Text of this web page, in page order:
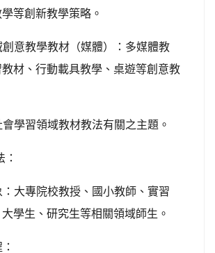
等創新教學策略。
意教學教材（媒體）：多媒體教
材、行動載具教學、桌遊等創意教
學習領域教材教法有關之主題。
大專院校教授、國小教師、實習
學生、研究生等相關領域師生。